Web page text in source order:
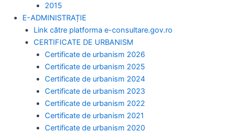
2015
E-ADMINISTRAȚIE
Link către platforma e-consultare.gov.ro
CERTIFICATE DE URBANISM
Certificate de urbanism 2026
Certificate de urbanism 2025
Certificate de urbanism 2024
Certificate de urbanism 2023
Certificate de urbanism 2022
Certificate de urbanism 2021
Certificate de urbanism 2020